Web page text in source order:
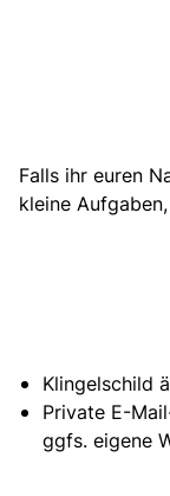
Falls ihr euren
kleine
Klingelschild
Private E-
ggfs. eigene